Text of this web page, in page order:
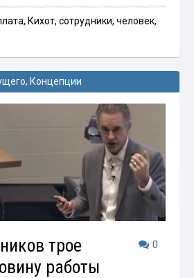
, Кихот, сотрудники, человек,
, Концепции
0
трое
работы